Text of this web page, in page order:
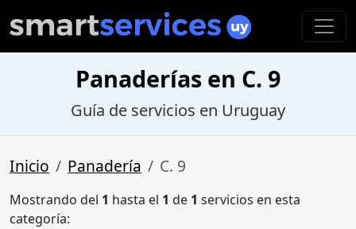
Panaderías en C. 9
Guía de servicios en Uruguay
Inicio Panadería C. 9
Mostrando del 1 hasta el 1 de 1 servicios en esta
categoría: